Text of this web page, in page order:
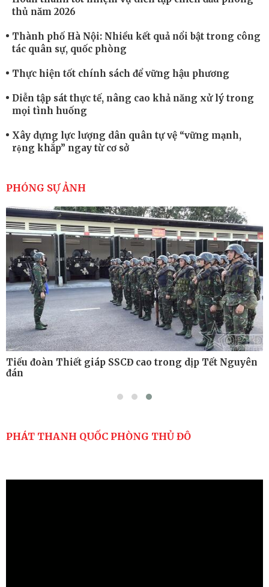
thủ năm 2026
Thành phố Hà Nội: Nhiều kết quả nổi bật trong công
tác quân sự, quốc phòng
Thực hiện tốt chính sách để vững hậu phương
Diễn tập sát thực tế, nâng cao khả năng xử lý trong
mọi tình huống
Xây dựng lực lượng dân quân tự vệ “vững mạnh,
rộng khắp” ngay từ cơ sở
cao sức mạnh chiến đấu
Tiểu đoàn Thiết giáp hoàn thành tốt diễn tập chiến
thuật có bắn đạn thật
Nơi sinh viên rèn ý trí, luyện kỹ năng
PHÓNG SỰ ẢNH
Tiểu đoàn Thiết giáp SSCĐ cao trong dịp Tết Nguyên
đán
PHÁT THANH QUỐC PHÒNG THỦ ĐÔ